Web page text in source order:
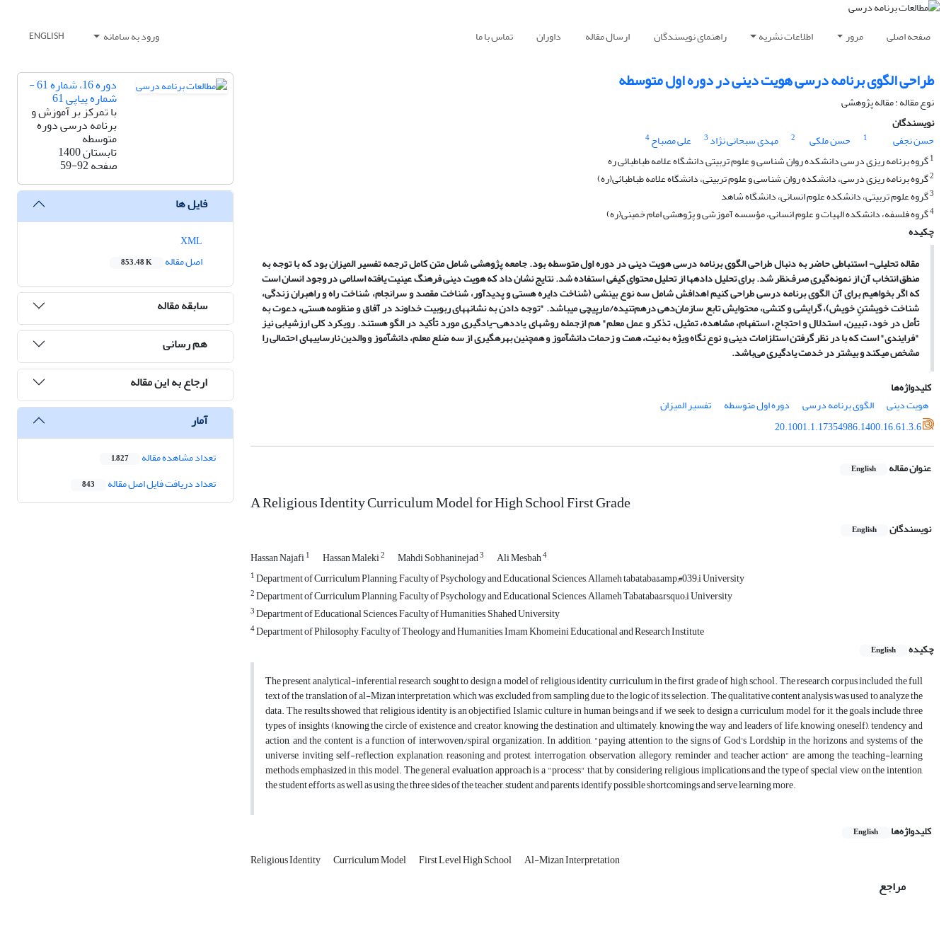
صفحه اصلی مرور اطلاعات نشریه راهنمای نویسندگان ارسال مقاله داوران تماس با ما ورود به سامانه ENGLISH
طراحی الگوی برنامه درسی هویت دینی در دوره اول متوسطه
نوع مقاله : مقاله پژوهشی
نویسندگان
حسن نجفی
1 حسن ملکی 2 مهدی سبحانی نژاد 3 علی مصباح4
1گروه برنامه ریزی درسی دانشکده روان شناسی و علوم تربیتی دانشگاه علامه طباطبائی ره
2گروه برنامه ریزی درسی، دانشکده روان شناسی و علوم تربیتی، دانشگاه علامه طباطبائی(ره)
3گروه علوم تربیتی، دانشکده علوم انسانی، دانشگاه شاهد
4گروه فلسفه، دانشکده الهیات و علوم انسانی، مؤسسه آموزشی و پژوهشی امام خمینی(ره)
چکیده
مقاله تحلیلی- استنباطی حاضر به دنبال طراحی الگوی برنامه درسی هویت دینی در دوره اول متوسطه بود. جامعه پژوهشی شامل متن کامل ترجمه تفسیر المیزان بود که با توجه به
منطق انتخاب آن از نمونه‌گیری صرف‌نظر شد. برای تحلیل داده­ها از تحلیل محتوای کیفی استفاده شد. نتایج نشان داد که هویت دینی فرهنگ عینیت یافته اسلامی در وجود انسان است
که اگر بخواهیم برای آن الگوی برنامه درسی طراحی کنیم اهدافش شامل سه نوع بینشی (شناخت دایره هستی و پدیدآور، شناخت مقصد و سرانجام، شناخت راه و راهبران زندگی،
شناخت خویشتنِ خویش)، گرایشی و کنشی، محتوایش تابع سازمان‌دهی درهم‌تنیده/مارپیچی می­باشد. "توجه دادن به نشانه­های ربوبیت خداوند در آفاق و منظومه هستی، دعوت به
تأمل در خود، تبیین، استدلال و احتجاج، استفهام، مشاهده، تمثیل، تذکر و عمل معلم" هم ازجمله روش­های یاددهی-یادگیری مورد تأکید در الگو هستند. رویکرد کلی ارزشیابی نیز
"فرایندی" است که با در نظر گرفتن استلزامات دینی و نوع نگاه ویژه به نیت، همت و زحمات دانش­آموز و همچنین بهره­گیری از سه ضلع معلم، دانش­آموز و والدین نارسایی­های احتمالی را
مشخص ­می­کند و بیشتر در خدمت یادگیری می‌باشد.
کلیدواژه‌ها
هویت دینی
الگوی برنامه درسی دوره اول متوسطه
تفسیر المیزان
20.1001.1.17354986.1400.16.61.3.6
عنوان مقاله English
A Religious Identity Curriculum Model for High School First Grade
نویسندگان English
Hassan Najafi1 Hassan Maleki2 Mahdi Sobhaninejad3 Ali Mesbah4
1Department of Curriculum Planning, Faculty of Psychology and Educational Sciences, Allameh tabataba&amp;#039;i University
2Department of Curriculum Planning, Faculty of Psychology and Educational Sciences, Allameh Tabataba&rsquo;i University
3Department of Educational Sciences, Faculty of Humanities, Shahed University
4Department of Philosophy, Faculty of Theology and Humanities, Imam Khomeini Educational and Research Institute
چکیده
English
The present analytical-inferential research sought to design a model of religious identity curriculum in the first grade of high school. The research corpus included the full
text of the translation of al-Mizan interpretation, which was excluded from sampling due to the logic of its selection. The qualitative content analysis was used to analyze the
data. The results showed that religious identity is an objectified Islamic culture in human beings and if we seek to design a curriculum model for it, the goals include three
types of insights (knowing the circle of existence and creator, knowing the destination and ultimately, knowing the way and leaders of life, knowing oneself), tendency and
action, and the content is a function of interwoven/spiral organization. In addition, "paying attention to the signs of God's Lordship in the horizons and systems of the
universe, inviting self-reflection, explanation, reasoning and protest, interrogation, observation, allegory, reminder and teacher action" are among the teaching-learning
methods emphasized in this model. The general evaluation approach is a "process" that, by considering religious implications and the type of special view on the intention,
the student efforts, as well as using the three sides of the teacher, student and parents, identify possible shortcomings and serve learning more.
کلیدواژه‌ها English
Religious Identity Curriculum Model First Level High School Al-Mizan Interpretation
مراجع
دوره 16، شماره 61 -
شماره پیاپی 61
با تمرکز بر آموزش و
برنامه درسی دوره
متوسطه
تابستان 1400
صفحه59-92
فایل ها
اصل مقاله
853.48 K
سابقه مقاله
هم رسانی
ارجاع به این مقاله
آمار
تعداد مشاهده مقاله 1,827
تعداد دریافت فایل اصل مقاله 843